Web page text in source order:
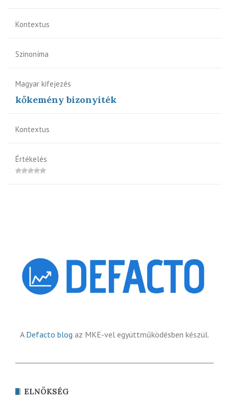
Kontextus
Szinoníma
Magyar kifejezés
kőkemény bizonyíték
Kontextus
Értékelés
A Defacto blog az MKE-vel együttműködésben készül.
ELNÖKSÉG